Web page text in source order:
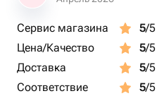
Сервис магазина 5/5
Цена/Качество
5/5
Доставка
5/5
Соответствие
5/5